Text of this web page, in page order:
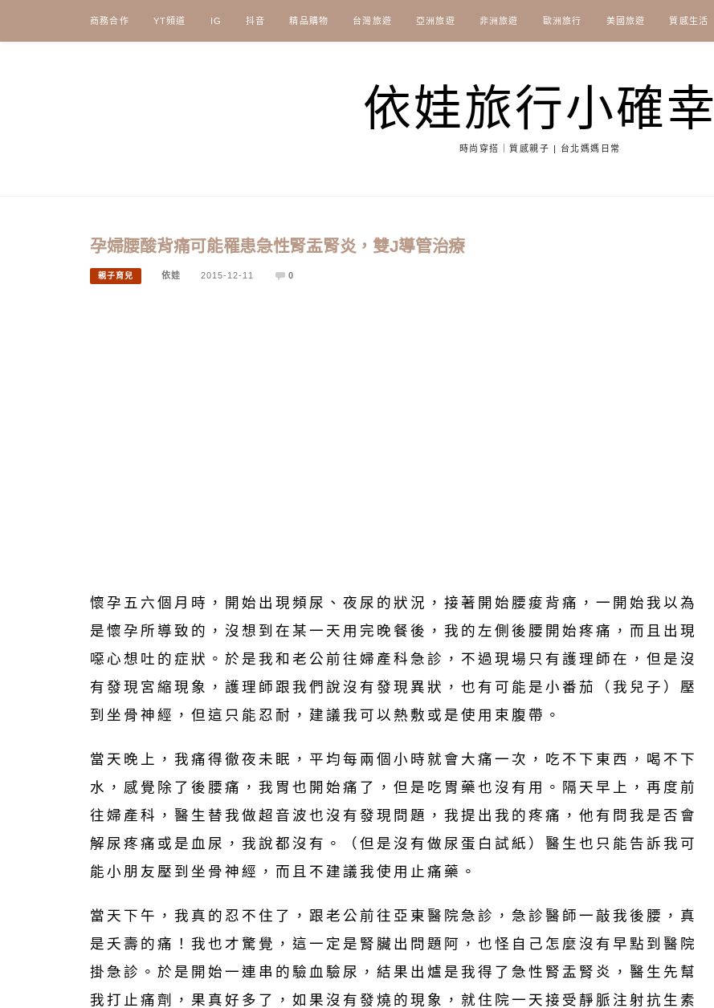
content
商務合作 YT頻道 IG 抖音 精品購物 台灣旅遊 亞洲旅遊 非洲旅遊 歐洲旅行 美國旅遊 質感生活
依娃旅行小確幸
時尚穿搭｜質感親子 | 台北媽媽日常
孕婦腰酸背痛可能罹患急性腎盂腎炎，雙J導管治療
親子育兒 依娃 2015-12-11 0
懷孕五六個月時，開始出現頻尿、夜尿的狀況，接著開始腰痠背痛，一開始我以為
是懷孕所導致的，沒想到在某一天用完晚餐後，我的左側後腰開始疼痛，而且出現
噁心想吐的症狀。於是我和老公前往婦產科急診，不過現場只有護理師在，但是沒
有發現宮縮現象，護理師跟我們說沒有發現異狀，也有可能是小番茄（我兒子）壓
到坐骨神經，但這只能忍耐，建議我可以熱敷或是使用束腹帶。
當天晚上，我痛得徹夜未眠，平均每兩個小時就會大痛一次，吃不下東西，喝不下
水，感覺除了後腰痛，我胃也開始痛了，但是吃胃藥也沒有用。隔天早上，再度前
往婦產科，醫生替我做超音波也沒有發現問題，我提出我的疼痛，他有問我是否會
解尿疼痛或是血尿，我說都沒有。（但是沒有做尿蛋白試紙）醫生也只能告訴我可
能小朋友壓到坐骨神經，而且不建議我使用止痛藥。
當天下午，我真的忍不住了，跟老公前往亞東醫院急診，急診醫師一敲我後腰，真
是夭壽的痛！我也才驚覺，這一定是腎臟出問題阿，也怪自己怎麼沒有早點到醫院
掛急診。於是開始一連串的驗血驗尿，結果出爐是我得了急性腎盂腎炎，醫生先幫
我打止痛劑，果真好多了，如果沒有發燒的現象，就住院一天接受靜脈注射抗生素